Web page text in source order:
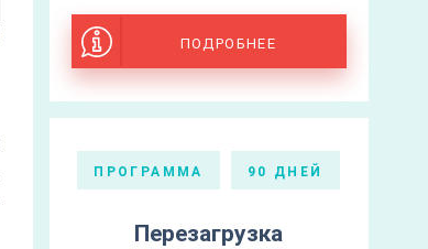
ПОДРОБНЕЕ
ПРОГРАММА 90 ДНЕЙ
Перезагрузка